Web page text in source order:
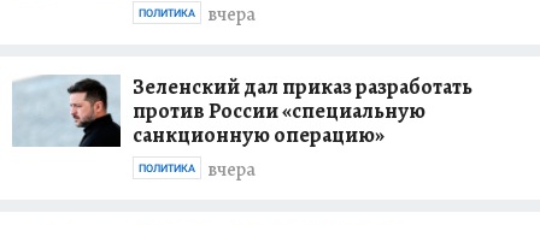
вчера
ПОЛИТИКА
Зеленский дал приказ разработать
против России «специальную
санкционную операцию»
вчера
ПОЛИТИКА